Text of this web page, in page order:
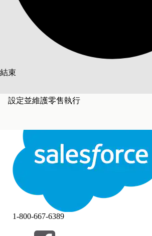
結束
此文已使用 Salesforce 機器翻譯系統翻譯。更多詳細資料請參見
結束
設定並維護零售執行
1-800-667-6389